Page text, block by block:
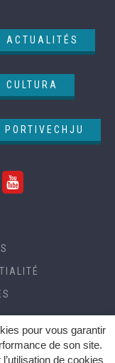
pour vous garantir
de son site.
de cookies
ACTUALITÉS
Lien
LinkedinYoutube